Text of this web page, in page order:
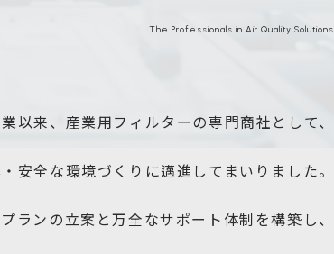
The Professionals in Air Quality Solutions
以来、 産業用フィルターの専門商社として、
安全な環境づくりに邁進してまいりました。
ランの立案と万全なサポート体制を構築し、